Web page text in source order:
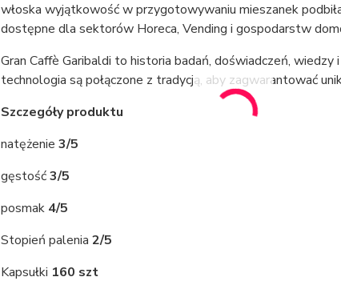
włoska wyjątkowość w przygotowywaniu mieszanek
dostępne dla sektorów Horeca, Vending i gospodarstw
Gran Caffè Garibaldi to historia badań, doświadczeń,
technologia są połączone z tradycją, aby zagwarantować
Szczegóły produktu
natężenie 3/5
gęstość3/5
posmak 4/5
Stopień palenia 2/5
Kapsułki 160 szt